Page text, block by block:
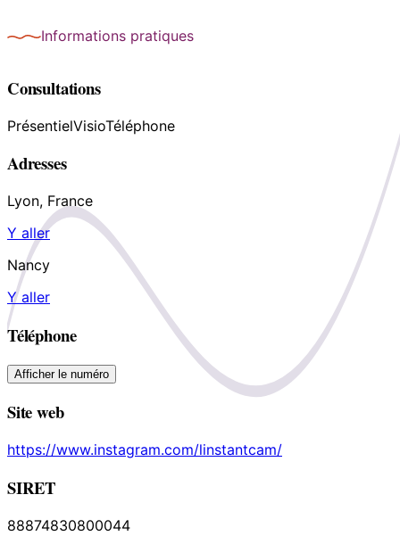
Informations pratiques
Consultations
PrésentielVisioTéléphone
Adresses
Lyon, France
Y aller
Nancy
Y aller
Téléphone
Afficher le numéro
Site web
https://www.instagram.com/linstantcam/
SIRET
88874830800044